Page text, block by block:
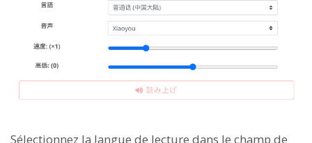
Sélectionnez la langue de lecture dans le champ de